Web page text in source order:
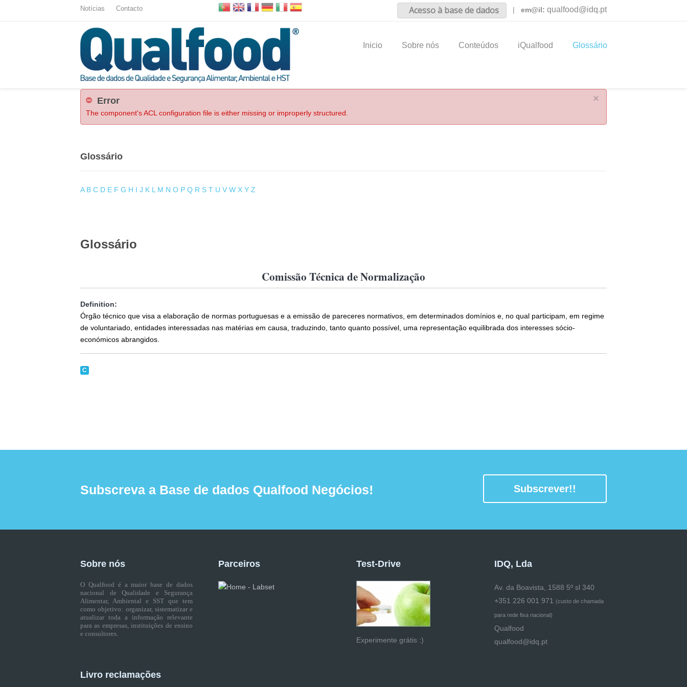
Notícias Contacto Acesso à base de dados | em@il: qualfood@idq.pt
Inicio Sobre nós Conteúdos iQualfood Glossário
×
Error
The component's ACL configuration file is either missing or improperly structured.
Glossário
A B C D E F G H I J K L M N O P Q R S T U V W X Y Z
Glossário
Comissão Técnica de Normalização
Definition:
Órgão técnico que visa a elaboração de normas portuguesas e a emissão de pareceres normativos, em determinados domínios e, no qual participam, em regime
de voluntariado, entidades interessadas nas matérias em causa, traduzindo, tanto quanto possível, uma representação equilibrada dos interesses sócio-
económicos abrangidos.
C
Subscreva a Base de dados Qualfood Negócios! Subscrever!!
Sobre nós
O Qualfood é a maior base de dados
nacional de Qualidade e Segurança
Alimentar, Ambiental e SST que tem
como objetivo: organizar, sistematizar e
atualizar toda a informação relevante
para as empresas, instituições de ensino
e consultores.
Livro reclamações
Parceiros Test-Drive
Experimente grátis :)
IDQ, Lda
Av. da Boavista, 1588 5º sl 340
+351 226 001 971 (custo de chamada
para rede fixa nacional)
Qualfood
qualfood@idq.pt